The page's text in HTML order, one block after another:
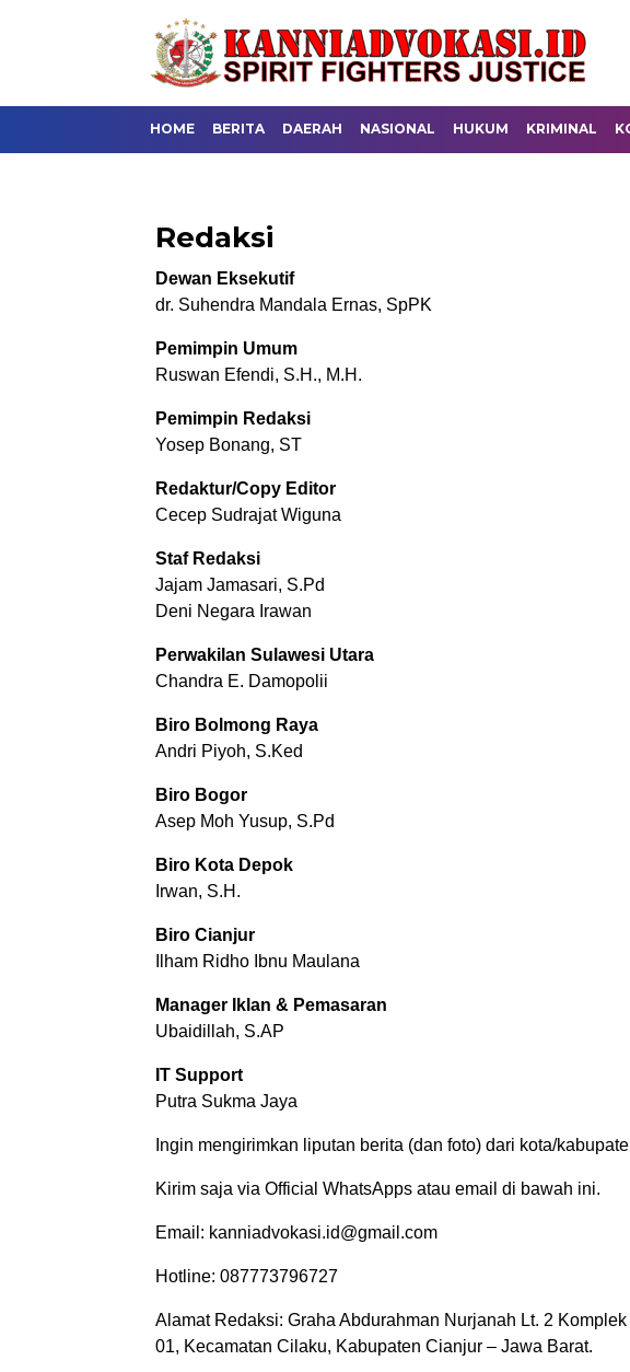
HOME BERITA DAERAH NASIONAL HUKUM KRIMINAL
Redaksi
Dewan Eksekutif
dr. Suhendra Mandala Ernas, SpPK
Pemimpin Umum
Ruswan Efendi, S.H., M.H.
Pemimpin Redaksi
Yosep Bonang, ST
Redaktur/Copy Editor
Cecep Sudrajat Wiguna
Staf Redaksi
Jajam Jamasari, S.Pd
Deni Negara Irawan
Perwakilan Sulawesi Utara
Chandra E. Damopolii
Biro Bolmong Raya
Andri Piyoh, S.Ked
Biro Bogor
Asep Moh Yusup, S.Pd
Biro Kota Depok
Irwan, S.H.
Biro Cianjur
Ilham Ridho Ibnu Maulana
Manager Iklan & Pemasaran
Ubaidillah, S.AP
IT Support
Putra Sukma Jaya
Ingin mengirimkan liputan berita (dan foto) dari kota/
Kirim saja via Official WhatsApps atau email di bawah ini.
Email: kanniadvokasi.id@gmail.com
Hotline: 087773796727
Alamat Redaksi: Graha Abdurahman Nurjanah Lt. 2
01, Kecamatan Cilaku, Kabupaten Cianjur – Jawa Barat.